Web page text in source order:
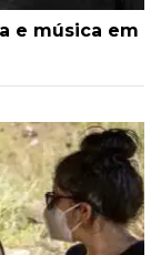
e música em